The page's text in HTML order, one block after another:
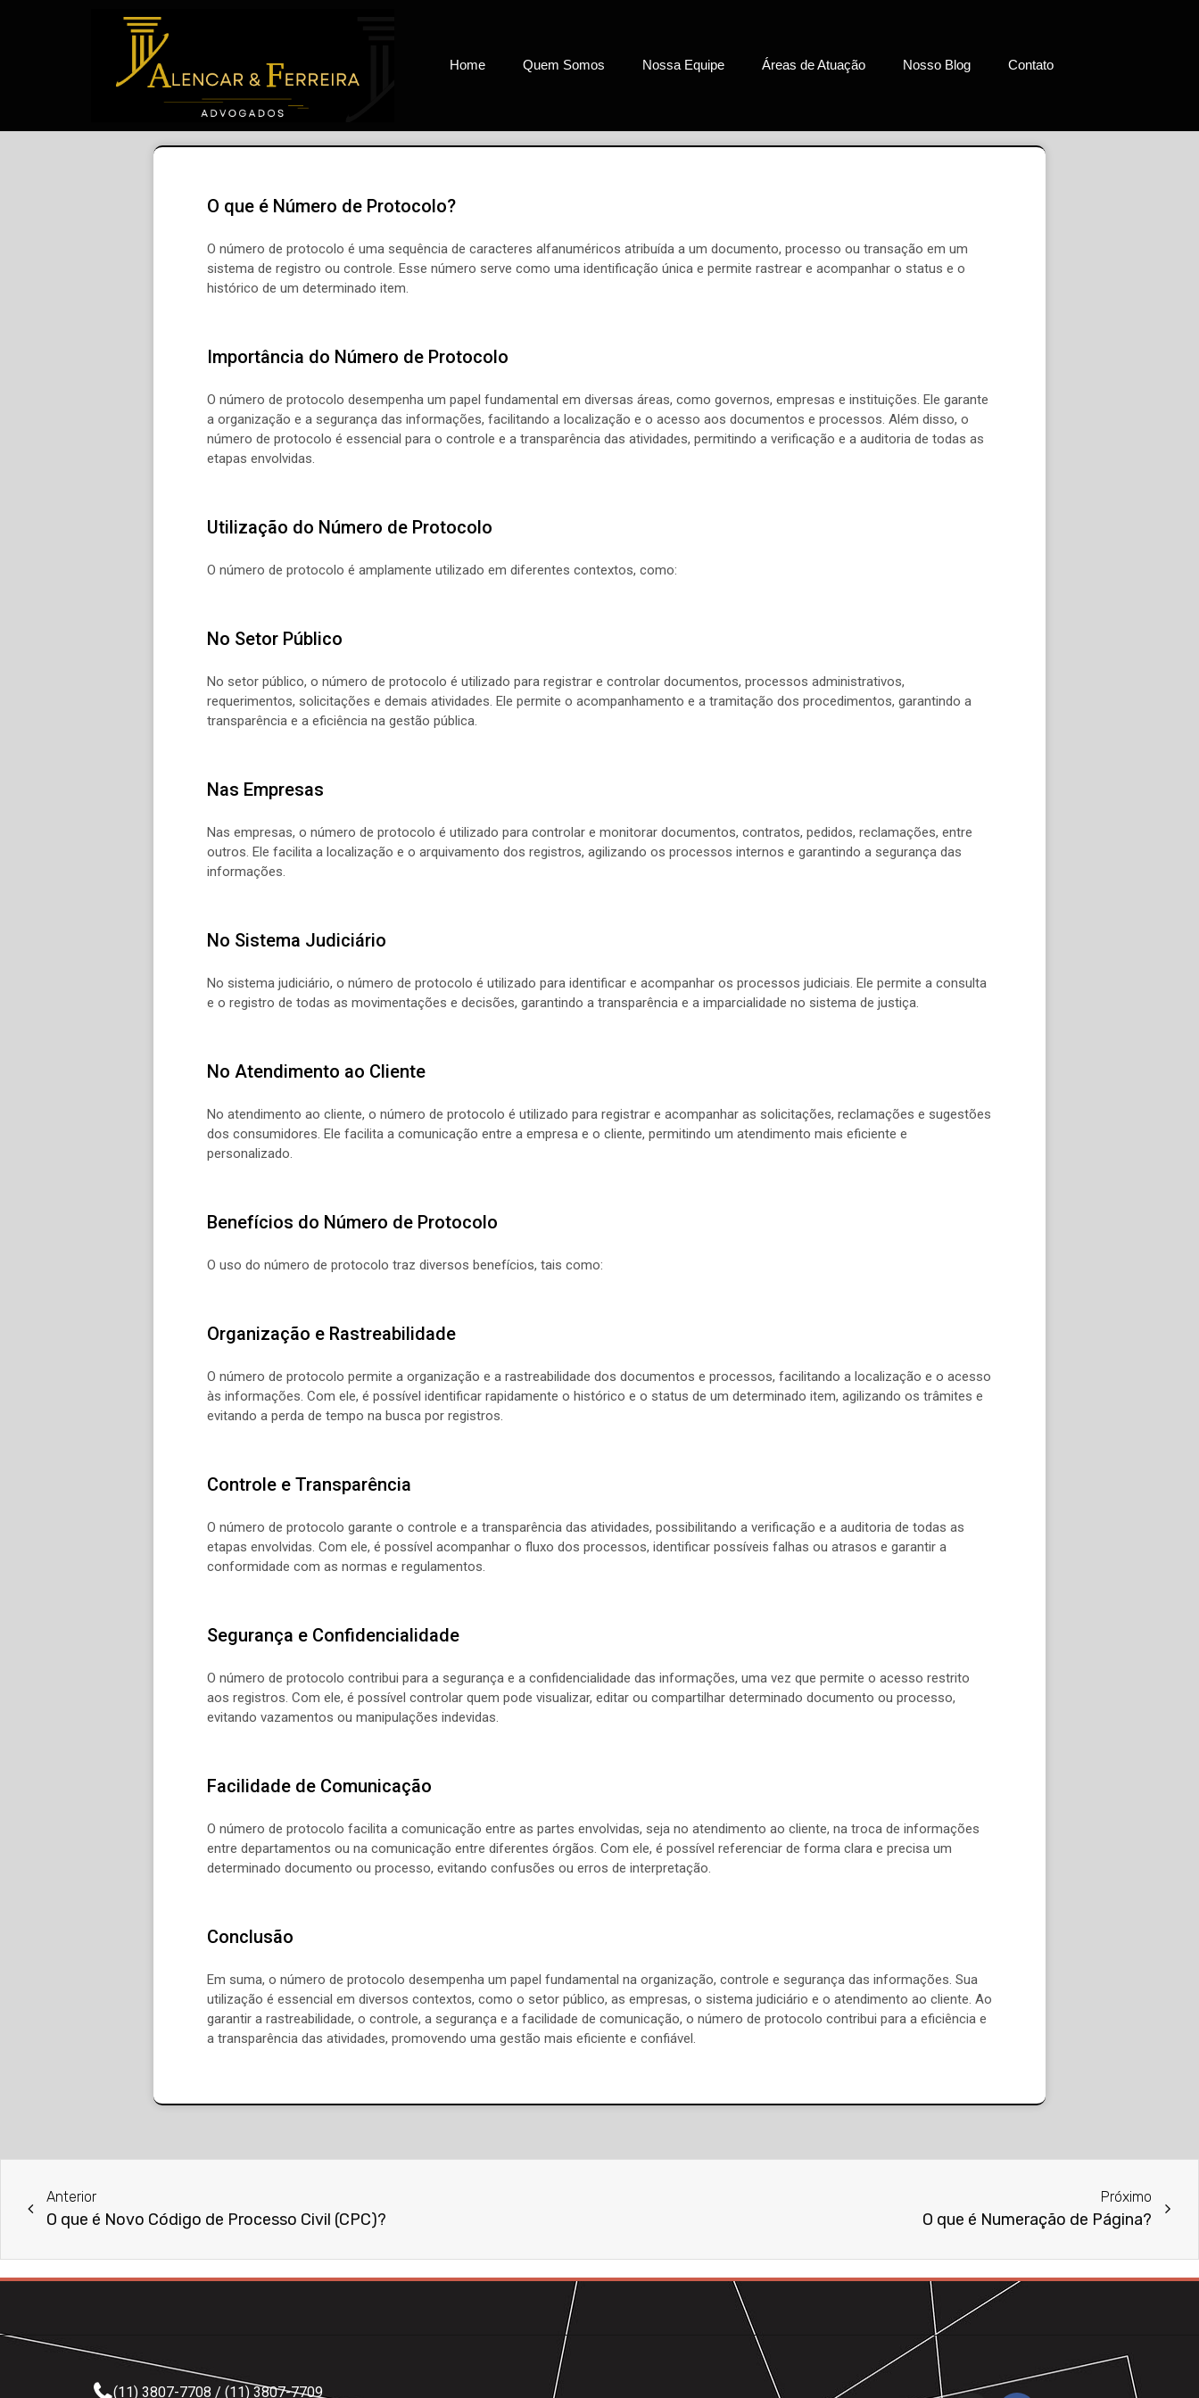
Home Quem Somos Nossa Equipe Áreas de Atuação Nosso Blog Contato
O que é Número de Protocolo?
O número de protocolo é uma sequência de caracteres alfanuméricos atribuída a um documento, processo ou transação em um
sistema de registro ou controle. Esse número serve como uma identificação única e permite rastrear e acompanhar o status e o
histórico de um determinado item.
Importância do Número de Protocolo
O número de protocolo desempenha um papel fundamental em diversas áreas, como governos, empresas e instituições. Ele garante
a organização e a segurança das informações, facilitando a localização e o acesso aos documentos e processos. Além disso, o
número de protocolo é essencial para o controle e a transparência das atividades, permitindo a verificação e a auditoria de todas as
etapas envolvidas.
Utilização do Número de Protocolo
O número de protocolo é amplamente utilizado em diferentes contextos, como:
No Setor Público
No setor público, o número de protocolo é utilizado para registrar e controlar documentos, processos administrativos,
requerimentos, solicitações e demais atividades. Ele permite o acompanhamento e a tramitação dos procedimentos, garantindo a
transparência e a eficiência na gestão pública.
Nas Empresas
Nas empresas, o número de protocolo é utilizado para controlar e monitorar documentos, contratos, pedidos, reclamações, entre
outros. Ele facilita a localização e o arquivamento dos registros, agilizando os processos internos e garantindo a segurança das
informações.
No Sistema Judiciário
No sistema judiciário, o número de protocolo é utilizado para identificar e acompanhar os processos judiciais. Ele permite a consulta
e o registro de todas as movimentações e decisões, garantindo a transparência e a imparcialidade no sistema de justiça.
No Atendimento ao Cliente
No atendimento ao cliente, o número de protocolo é utilizado para registrar e acompanhar as solicitações, reclamações e sugestões
dos consumidores. Ele facilita a comunicação entre a empresa e o cliente, permitindo um atendimento mais eficiente e
personalizado.
Benefícios do Número de Protocolo
O uso do número de protocolo traz diversos benefícios, tais como:
Organização e Rastreabilidade
O número de protocolo permite a organização e a rastreabilidade dos documentos e processos, facilitando a localização e o acesso
às informações. Com ele, é possível identificar rapidamente o histórico e o status de um determinado item, agilizando os trâmites e
evitando a perda de tempo na busca por registros.
Controle e Transparência
O número de protocolo garante o controle e a transparência das atividades, possibilitando a verificação e a auditoria de todas as
etapas envolvidas. Com ele, é possível acompanhar o fluxo dos processos, identificar possíveis falhas ou atrasos e garantir a
conformidade com as normas e regulamentos.
Segurança e Confidencialidade
O número de protocolo contribui para a segurança e a confidencialidade das informações, uma vez que permite o acesso restrito
aos registros. Com ele, é possível controlar quem pode visualizar, editar ou compartilhar determinado documento ou processo,
evitando vazamentos ou manipulações indevidas.
Facilidade de Comunicação
O número de protocolo facilita a comunicação entre as partes envolvidas, seja no atendimento ao cliente, na troca de informações
entre departamentos ou na comunicação entre diferentes órgãos. Com ele, é possível referenciar de forma clara e precisa um
determinado documento ou processo, evitando confusões ou erros de interpretação.
Conclusão
Em suma, o número de protocolo desempenha um papel fundamental na organização, controle e segurança das informações. Sua
utilização é essencial em diversos contextos, como o setor público, as empresas, o sistema judiciário e o atendimento ao cliente. Ao
garantir a rastreabilidade, o controle, a segurança e a facilidade de comunicação, o número de protocolo contribui para a eficiência e
a transparência das atividades, promovendo uma gestão mais eficiente e confiável.
Anterior
O que é Novo Código de Processo Civil (CPC)?
Próximo
O que é Numeração de Página?
(11) 3807-7708 / (11) 3807-7709